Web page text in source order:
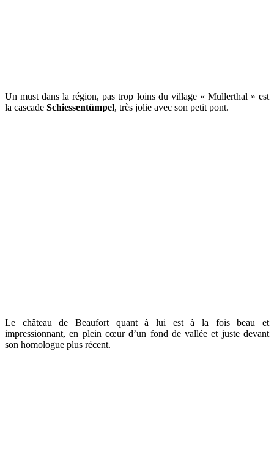
Un must dans la région, pas trop loins du village « Mullerthal » est
la cascade Schiessentümpel, très jolie avec son petit pont.
Le château de Beaufort quant à lui est à la fois beau et
impressionnant, en plein cœur d’un fond de vallée et juste devant
son homologue plus récent.